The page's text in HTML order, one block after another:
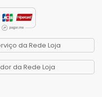
da Rede Loja
da Rede Loja